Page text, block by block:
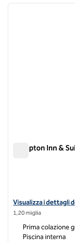
1 di 12
Hampton Inn &
Visualizza i dettagli
Visualizza i dettagli
1,20 miglia
Prima colazione
Piscina interna